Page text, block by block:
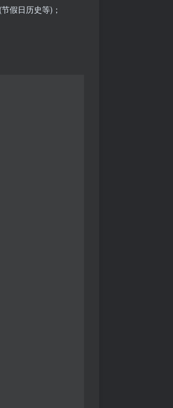
假日历史等)；